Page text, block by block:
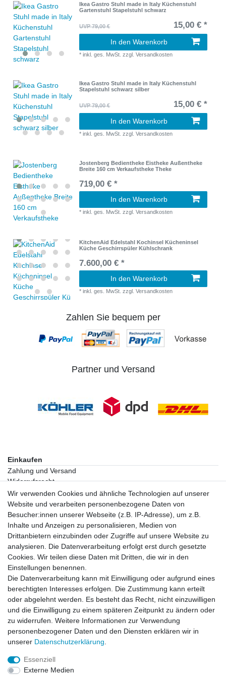
Ikea Gastro Stuhl made in Italy Küchenstuhl
Gartenstuhl Stapelstuhl schwarz
UVP 79,00 € 15,00 € *
In den Warenkorb
*inkl. ges. MwSt. zzgl.Versandkosten
Ikea Gastro Stuhl made in Italy Küchenstuhl
Stapelstuhl schwarz silber
UVP 79,00 € 15,00 € *
In den Warenkorb
*inkl. ges. MwSt. zzgl.Versandkosten
Jostenberg Bedientheke Eistheke Außentheke
Breite 160 cm Verkaufstheke Theke
719,00 € *
In den Warenkorb
*inkl. ges. MwSt. zzgl.Versandkosten
KitchenAid Edelstahl Kochinsel Kücheninsel
Küche Geschirrspüler Kühlschrank
7.600,00 € *
In den Warenkorb
*inkl. ges. MwSt. zzgl.Versandkosten
Zahlen Sie bequem per
Partner und Versand
Einkaufen
Zahlung und Versand
Widerrufsrecht
Warenkorb
Zur Kasse
Vertrag widerrufen
Mein Konto
Registrieren
Login
Unternehmen
Datenschutzerklärung
Datenverarbeitung
Kontakt
AGB
Impressum
Über uns
Wir verwenden Cookies und ähnliche Technologien auf unserer
Website und verarbeiten personenbezogene Daten von
Besucher:innen unserer Webseite (z.B. IP-Adresse), um z.B.
Inhalte und Anzeigen zu personalisieren, Medien von
Drittanbietern einzubinden oder Zugriffe auf unsere Website zu
analysieren. Die Datenverarbeitung erfolgt erst durch gesetzte
Cookies. Wir teilen diese Daten mit Dritten, die wir in den
Einstellungen benennen.
Die Datenverarbeitung kann mit Einwilligung oder aufgrund eines
berechtigten Interesses erfolgen. Die Zustimmung kann erteilt
oder abgelehnt werden. Es besteht das Recht, nicht einzuwilligen
und die Einwilligung zu einem späteren Zeitpunkt zu ändern oder
zu widerrufen. Weitere Informationen zur Verwendung
personenbezogener Daten und den Diensten erklären wir in
unserer Daten­schutz­erklärung
Essenziell
Externe Medien